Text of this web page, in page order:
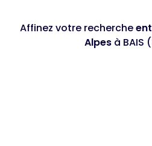
Affinez votre recherche
Alpesà BAIS